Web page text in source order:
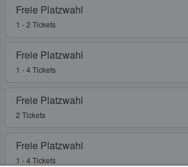
Freie Platzwahl
1 - 2 Tickets
Freie Platzwahl
1 - 4 Tickets
Freie Platzwahl
2 Tickets
Freie Platzwahl
1 - 4 Tickets